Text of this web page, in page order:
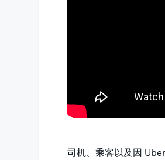
司机、乘客以及因